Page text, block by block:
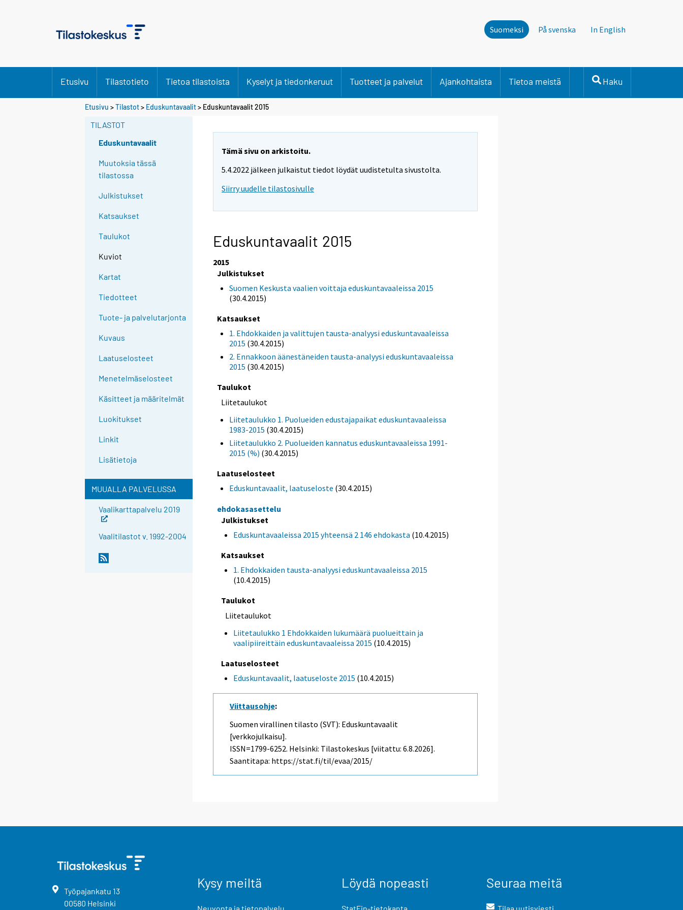
Suomeksi På svenska In English
Etusivu Tilastotieto Tietoa tilastoista Kyselyt ja tiedonkeruut Tuotteet ja palvelut Ajankohtaista Tietoa meistä Haku
Etusivu >Tilastot> Eduskuntavaalit> Eduskuntavaalit 2015
TILASTOT
Eduskuntavaalit
Muutoksia tässä
tilastossa
Julkistukset
Katsaukset
Taulukot
Kuviot
Kartat
Tiedotteet
Tuote- ja palvelutarjonta
Kuvaus
Laatuselosteet
Menetelmäselosteet
Käsitteet ja määritelmät
Luokitukset
Linkit
Lisätietoja
MUUALLA PALVELUSSA
Vaalikarttapalvelu 2019
Vaalitilastot v. 1992-2004
Tämä sivu on arkistoitu.
5.4.2022 jälkeen julkaistut tiedot löydät uudistetulta sivustolta.
Siirry uudelle tilastosivulle
Eduskuntavaalit 2015
2015
Julkistukset
Suomen Keskusta vaalien voittaja eduskuntavaaleissa 2015
(30.4.2015)
Katsaukset
1. Ehdokkaiden ja valittujen tausta-analyysi eduskuntavaaleissa
2015 (30.4.2015)
2. Ennakkoon äänestäneiden tausta-analyysi eduskuntavaaleissa
2015 (30.4.2015)
Taulukot
Liitetaulukot
Liitetaulukko 1. Puolueiden edustajapaikat eduskuntavaaleissa
1983-2015 (30.4.2015)
Liitetaulukko 2. Puolueiden kannatus eduskuntavaaleissa 1991-
2015 (%) (30.4.2015)
Laatuselosteet
Eduskuntavaalit, laatuseloste (30.4.2015)
ehdokasasettelu
Julkistukset
Eduskuntavaaleissa 2015 yhteensä 2 146 ehdokasta (10.4.2015)
Katsaukset
1. Ehdokkaiden tausta-analyysi eduskuntavaaleissa 2015
(10.4.2015)
Taulukot
Liitetaulukot
Liitetaulukko 1 Ehdokkaiden lukumäärä puolueittain ja
vaalipiireittäin eduskuntavaaleissa 2015 (10.4.2015)
Laatuselosteet
Eduskuntavaalit, laatuseloste 2015 (10.4.2015)
Viittausohje:
Suomen virallinen tilasto (SVT): Eduskuntavaalit
[verkkojulkaisu].
ISSN=1799-6252. Helsinki: Tilastokeskus [viitattu: 6.8.2026].
Saantitapa: https://stat.fi/til/evaa/2015/
Työpajankatu 13
00580 Helsinki
Kysy meiltä Löydä nopeasti Seuraa meitä